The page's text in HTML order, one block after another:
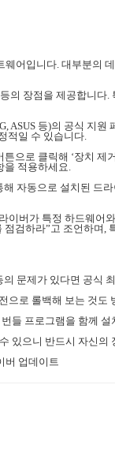
어입니다. 대부분의
의 장점을 제공합니
등)의 공식 지
적일 수 있습니다.
로 클릭해 ‘장치 제
적용하세요.
자동으로 설치된 드
버가 특정 하드웨어
검하라”고 조언하며,
문제가 있다면 공식
으로 롤백해 보는 것도
들 프로그램을 함께 설
으니 반드시 자신의
버 업데이트